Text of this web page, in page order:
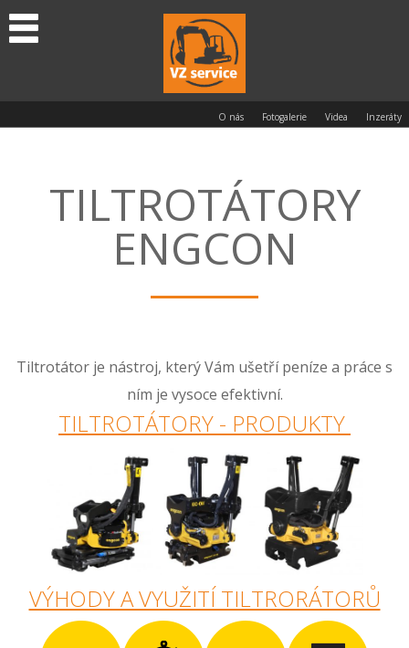
O nás Fotogalerie Videa Inzeráty
TILTROTÁTORY
ENGCON
Tiltrotátor je nástroj, který Vám ušetří peníze a práce s
ním je vysoce efektivní.
TILTROTÁTORY - PRODUKTY
VÝHODY A VYUŽITÍ TILTRORÁTORŮ